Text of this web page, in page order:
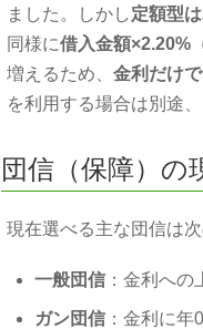
ました。しかし定額型
同様に借入金額×2.20%
増えるため、 金利だけ
を利用する場合は別途
団信（保障）の
現在選べる主な団信は次
一般団信 ：金利への
ガン団信 ：金利に年